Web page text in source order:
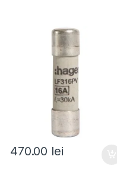
470.00 lei